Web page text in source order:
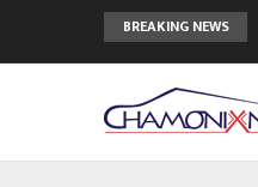
BREAKING NEWS